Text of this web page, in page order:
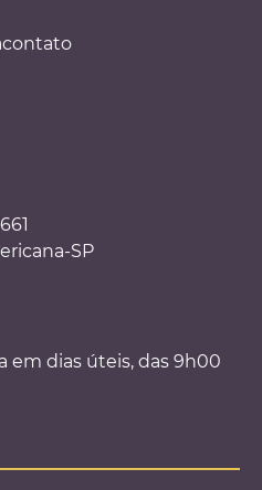
SP
em dias úteis, das 9h00